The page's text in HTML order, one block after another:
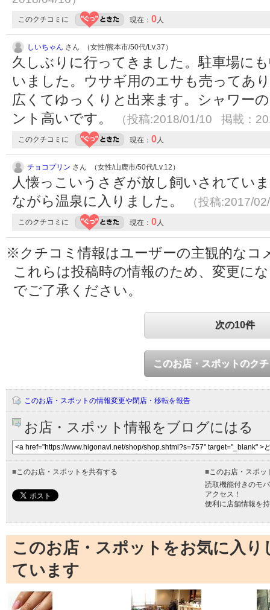
このクチコミに 現在： 0人
しいちゃん さん （女性/熊本市/50代/Lv.37）
久しぶりに行ってきました。駐車場に
いました。ウサギ用のエサも売ってあ
広くてゆっくりと出来ます。シャワー
ント高いです。
（投稿:2018/01/10 掲載：
このクチコミに 現在： 0人
チョコプリン さん （女性/山鹿市/50代/Lv.12）
人懐っこいうさぎが放し飼いされてい
ながら温泉に入りました。
（投稿:2017/
このクチコミに 現在： 0人
※クチコミ情報はユーザーの主観的なコ
これらは投稿時の情報のため、変更に
でご了承ください。
次の10件
このお店・スポットのク
このお店・スポットの情報変更や閉店・移転を報告
お店・スポット情報をブログにはる
■このお店・スポットを共有する ■このお店・スポッ
読取機能付きのモ
アクセス！
便利に店舗情報を
このお店・スポットをお気に入
ています